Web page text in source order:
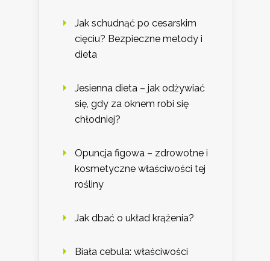
Jak schudnąć po cesarskim
cięciu? Bezpieczne metody i
dieta
Jesienna dieta – jak odżywiać
się, gdy za oknem robi się
chłodniej?
Opuncja figowa – zdrowotne i
kosmetyczne właściwości tej
rośliny
Jak dbać o układ krążenia?
Biała cebula: właściwości